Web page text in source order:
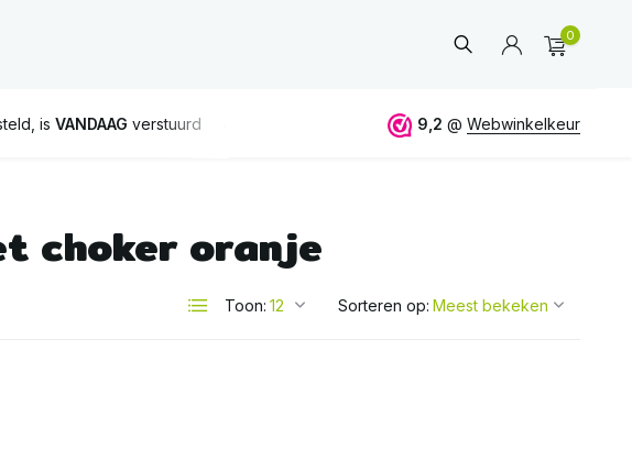
0
is VANDAAG verstuurd verzending vanaf 50€ ALTIJDeerlijk
9,2 @ Webwinkelkeur
choker oranje
Toon: Sorteren op: